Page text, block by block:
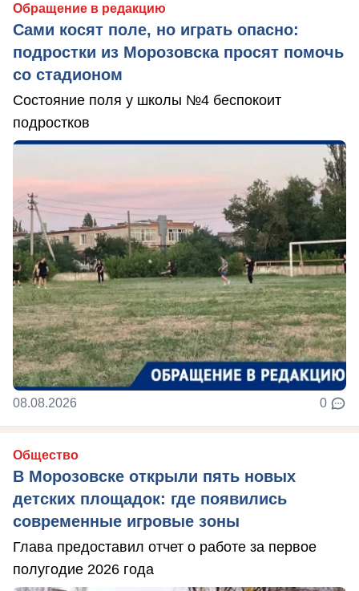
Обращение в редакцию
Сами косят поле, но играть опасно:
подростки из Морозовска просят помочь
со стадионом
Состояние поля у школы №4 беспокоит
подростков
08.08.2026 0
Общество
В Морозовске открыли пять новых
детских площадок: где появились
современные игровые зоны
Глава предоставил отчет о работе за первое
полугодие 2026 года